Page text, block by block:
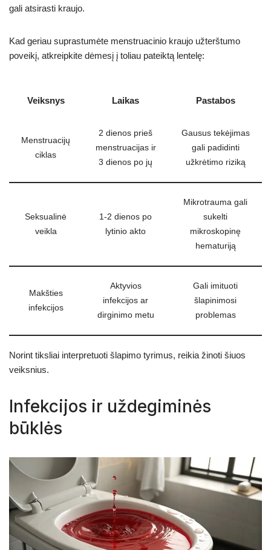
gali atsirasti kraujo.
Kad geriau suprastumėte menstruacinio kraujo užterštumo
poveikį, atkreipkite dėmesį į toliau pateiktą lentelę:
Veiksnys Laikas Pastabos
Menstruacijų
ciklas
2 dienos prieš
menstruacijas ir
3 dienos po jų
Gausus tekėjimas
gali padidinti
užkrėtimo riziką
Seksualinė
veikla
1-2 dienos po
lytinio akto
Mikrotrauma gali
sukelti
mikroskopinę
hematuriją
Makšties
infekcijos
Aktyvios
infekcijos ar
dirginimo metu
Gali imituoti
šlapinimosi
problemas
Norint tiksliai interpretuoti šlapimo tyrimus, reikia žinoti šiuos
veiksnius.
Infekcijos ir uždegiminės
būklės